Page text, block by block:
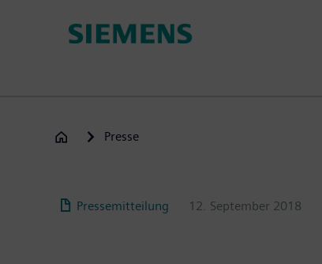
Presse
Pressemitteilung 12. September 2018